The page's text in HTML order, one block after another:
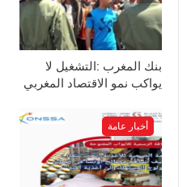
بنك المغرب :التشغيل لا
يواكب نمو الاقتصاد المغربي
أخبار عامة